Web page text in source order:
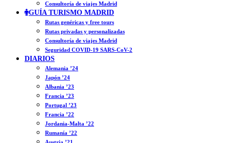
Consultoría de viajes Madrid
GUÍA TURISMO MADRID
Rutas genéricas y free tours
Rutas privadas y personalizadas
Consultoría de viajes Madrid
Seguridad COVID-19 SARS-CoV-2
DIARIOS
Alemania ’24
Japón ’24
Albania ’23
Francia ’23
Portugal ’23
Francia ’22
Jordania-Malta ’22
Rumanía ’22